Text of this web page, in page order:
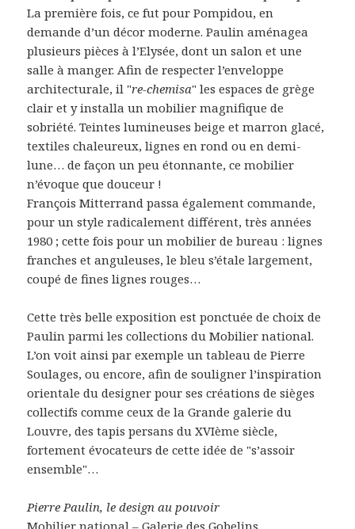
La première fois, ce fut pour Pompidou, en
demande d’un décor moderne. Paulin aménagea
plusieurs pièces à l’Elysée, dont un salon et une
salle à manger. Afin de respecter l’enveloppe
architecturale, il "re-chemisa" les espaces de grège
clair et y installa un mobilier magnifique de
sobriété. Teintes lumineuses beige et marron glacé,
textiles chaleureux, lignes en rond ou en demi-
lune… de façon un peu étonnante, ce mobilier
n’évoque que douceur !
François Mitterrand passa également commande,
pour un style radicalement différent, très années
1980 ; cette fois pour un mobilier de bureau : lignes
franches et anguleuses, le bleu s’étale largement,
coupé de fines lignes rouges…
Cette très belle exposition est ponctuée de choix de
Paulin parmi les collections du Mobilier national.
L’on voit ainsi par exemple un tableau de Pierre
Soulages, ou encore, afin de souligner l’inspiration
orientale du designer pour ses créations de sièges
collectifs comme ceux de la Grande galerie du
Louvre, des tapis persans du XVIème siècle,
fortement évocateurs de cette idée de "s’assoir
ensemble"…
Pierre Paulin, le design au pouvoir